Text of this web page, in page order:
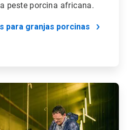
peste porcina africana.
para granjas porcinas